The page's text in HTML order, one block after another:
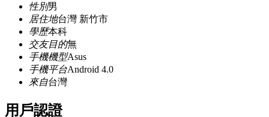
性別男
居住地台灣 新竹市
學歷本科
交友目的無
手機機型Asus
手機平台Android 4.0
來自台灣
用戶認證